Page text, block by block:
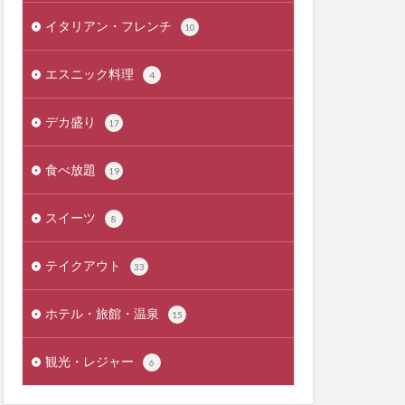
イタリアン・フレンチ 10
エスニック料理 4
デカ盛り 17
食べ放題 19
スイーツ 8
テイクアウト 33
ホテル・旅館・温泉 15
観光・レジャー 6